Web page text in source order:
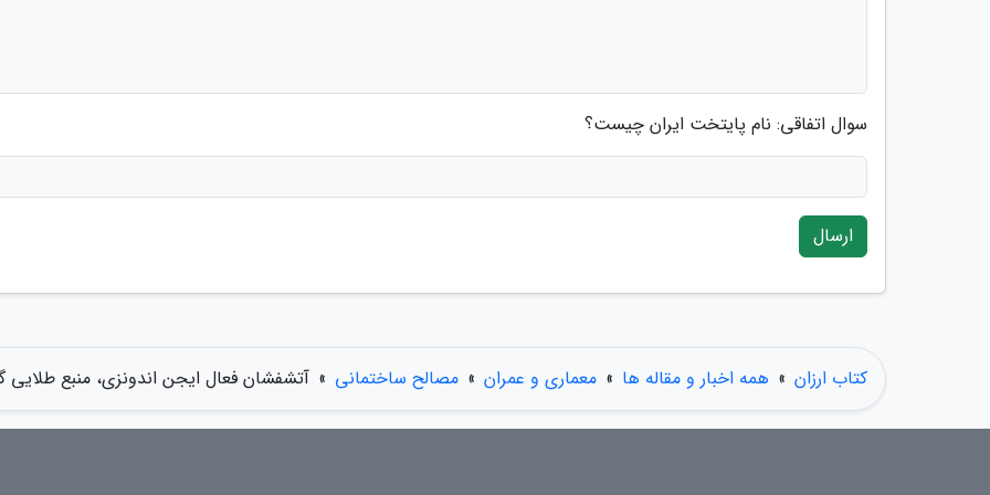
سوال اتفاقی: نام پایتخت ایران چیست؟
ارسال
کتاب ارزان » همه اخبار و مقاله ها » معماری و عمران » مصالح ساختمانی » آتشفشان فعال ایجن اندونزی، منبع طلایی